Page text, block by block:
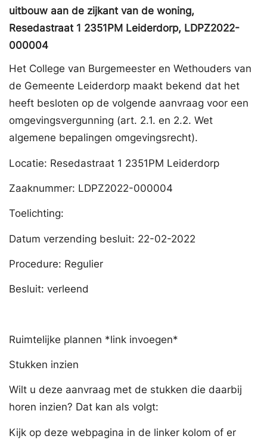
uitbouw aan de zijkant van de woning,
Resedastraat 1 2351PM Leiderdorp, LDPZ2022-
000004
Het College van Burgemeester en Wethouders van
de Gemeente Leiderdorp maakt bekend dat het
heeft besloten op de volgende aanvraag voor een
omgevingsvergunning (art. 2.1. en 2.2. Wet
algemene bepalingen omgevingsrecht).
Locatie: Resedastraat 1 2351PM Leiderdorp
Zaaknummer: LDPZ2022-000004
Toelichting:
Datum verzending besluit: 22-02-2022
Procedure: Regulier
Besluit: verleend
Ruimtelijke plannen *link invoegen*
Stukken inzien
Wilt u deze aanvraag met de stukken die daarbij
horen inzien? Dat kan als volgt:
Kijk op deze webpagina in de linker kolom of er